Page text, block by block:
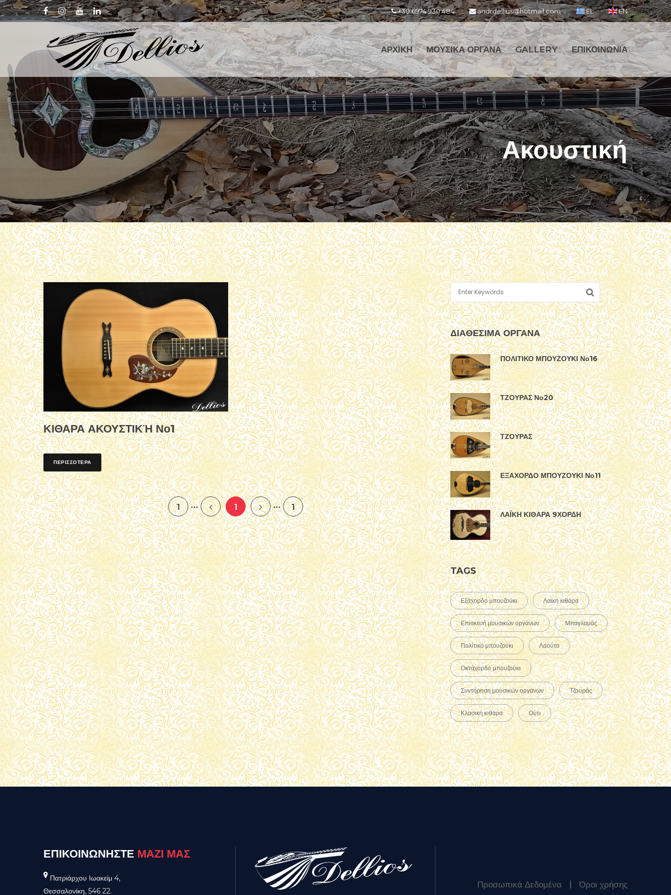
+30 6974 930 484 andrdellius@hotmail.com EL EN
ΑΡΧΙΚΗ ΜΟΥΣΙΚΑ ΟΡΓΑΝΑ GALLERY ΕΠΙΚΟΙΝΩΝΙΑ
Ακουστική
ΚΙΘΑΡΑ ΑΚΟΥΣΤΙΚΉ Νο1
ΠΕΡΙΣΣΟΤΕΡΑ
1 ... 1 ... 1
ΔΙΑΘΕΣΙΜΑ ΟΡΓΑΝΑ
ΠΟΛΙΤΙΚΟ ΜΠΟΥΖΟΥΚΙ Νο16
ΤΖΟΥΡΑΣ Νο20
ΤΖΟΥΡΑΣ
ΕΞΑΧΟΡΔΟ ΜΠΟΥΖΟΥΚΙ Νο11
ΛΑΪΚΗ ΚΙΘΑΡΑ 9ΧΟΡΔΗ
TAGS
Εξάχορδο μπουζούκι Λαϊκή κιθάρα
Επισκευή μουσικών οργάνων Μπαγλαμάς
Πολίτικο μπουζούκι Λαούτο
Οκτάχορδο μπουζούκι
Συντήρηση μουσικών οργάνων Τζουράς
Κλασική κιθάρα Ούτι
ΕΠΙΚΟΙΝΩΝΗΣΤΕ ΜΑΖΙ ΜΑΣ
Πατριάρχου Ιωακείμ 4,
Θεσσαλονίκη, 546 22.
Προσωπικά Δεδομένα |Όροι χρήσης